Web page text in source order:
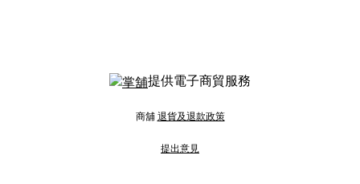
提供電子商貿服務
商舖 退貨及退款政策
提出意見